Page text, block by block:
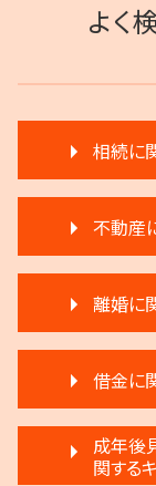
よく
相続に
生前贈与
相続 争い
遺留分 計算
相続 弁護士
相続 遺留
相続 遺産
相続 分割
生前贈与
相続放棄
遺言 執行
不動産
退去 立会
滞納 弁護士
不動産 明
滞納家賃
再開発 立
不動産 弁
不動産 明
離婚に
離婚 相手
協議離婚
離婚 不倫
離婚調停
借金に
任意整理
個人再生 メ
成年後
関する